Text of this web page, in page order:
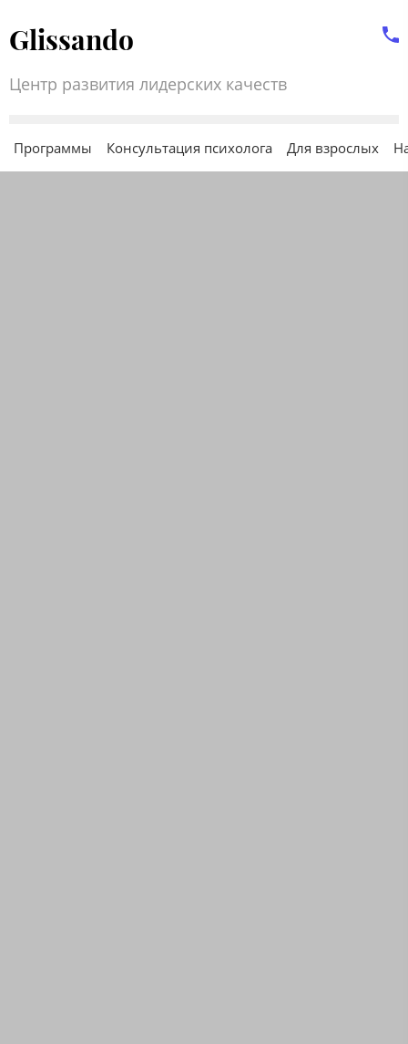
Glissando
Центр развития лидерских качеств
Программы Консультация психолога Для взрослых